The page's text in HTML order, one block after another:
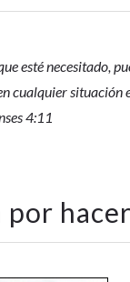
esté necesitado,
cualquier situación
4:11
por hacer